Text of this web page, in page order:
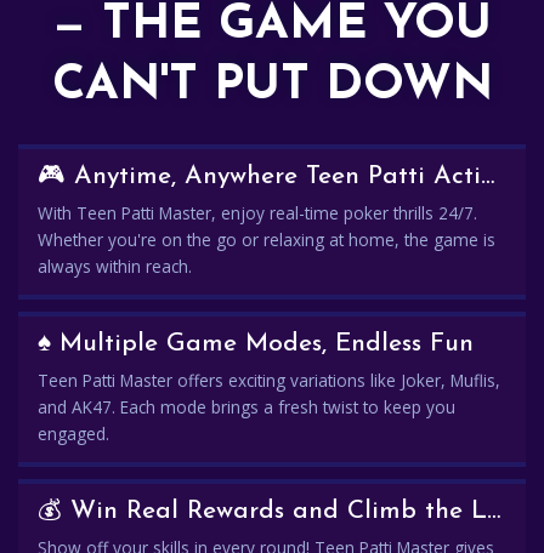
— THE GAME YOU
CAN'T PUT DOWN
🎮 Anytime, Anywhere Teen Patti Action
With Teen Patti Master, enjoy real-time poker thrills 24/7.
Whether you're on the go or relaxing at home, the game is
always within reach.
♠️ Multiple Game Modes, Endless Fun
Teen Patti Master offers exciting variations like Joker, Muflis,
and AK47. Each mode brings a fresh twist to keep you
engaged.
💰 Win Real Rewards and Climb the Leaderboard
Show off your skills in every round! Teen Patti Master gives